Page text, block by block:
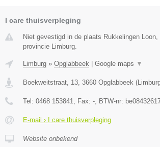
I care thuisverpleging
Niet gevestigd in de plaats Rukkelingen
provincie Limburg.
Limburg » Opglabbeek Google maps ▼
Boekweitstraat, 13, 3660 Opglabbeek (
Tel: 0468 153841, Fax: -, BTW-nr:
E-mail › I care thuisverpleging
Website onbekend